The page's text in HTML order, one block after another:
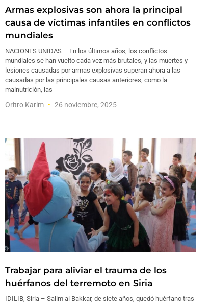
Armas explosivas son ahora la principal
causa de víctimas infantiles en conflictos
mundiales
NACIONES UNIDAS – En los últimos años, los conflictos
mundiales se han vuelto cada vez más brutales, y las muertes y
lesiones causadas por armas explosivas superan ahora a las
causadas por las principales causas anteriores, como la
malnutrición, las
Oritro Karim 26 noviembre, 2025
Trabajar para aliviar el trauma de los
huérfanos del terremoto en Siria
IDILIB, Siria – Salim al Bakkar, de siete años, quedó huérfano tras